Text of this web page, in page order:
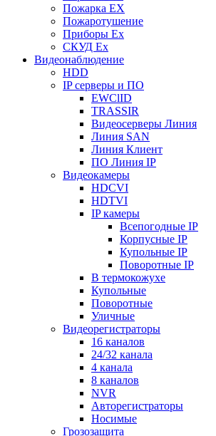
Пожарка EX
Пожаротушение
Приборы Ex
СКУД Ex
Видеонаблюдение
HDD
IP серверы и ПО
EWClID
TRASSIR
Видеосерверы Линия
Линия SAN
Линия Клиент
ПО Линия IP
Видеокамеры
HDCVI
HDTVI
IP камеры
Всепогодные IP
Корпусные IP
Купольные IP
Поворотные IP
В термокожухе
Купольные
Поворотные
Уличные
Видеорегистраторы
16 каналов
24/32 канала
4 канала
8 каналов
NVR
Авторегистраторы
Носимые
Грозозащита